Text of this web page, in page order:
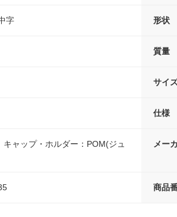
字 形状
質量
サイ
仕様
キャップ・ホルダー：POM(ジュ
メー
商品